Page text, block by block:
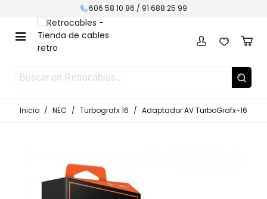
606 58 10 86 / 91 688 25 99
Inicio / NEC / Turbografx 16 / Adaptador AV TurboGrafx-16